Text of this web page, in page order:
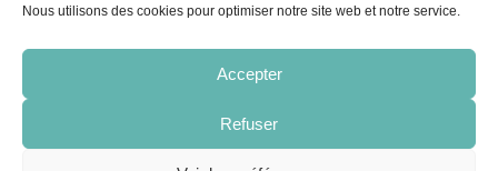
Nous utilisons des cookies pour optimiser notre site web et notre service.
Accepter
RefuserCRÉDITS
MENTIONS LÉGALES